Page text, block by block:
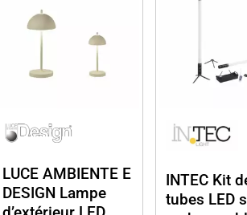
LUCE AMBIENTE E
DESIGN Lampe
INTEC Kit
tubes LED